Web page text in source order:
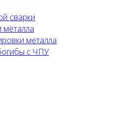
сварки
металла
металла
с ЧПУ